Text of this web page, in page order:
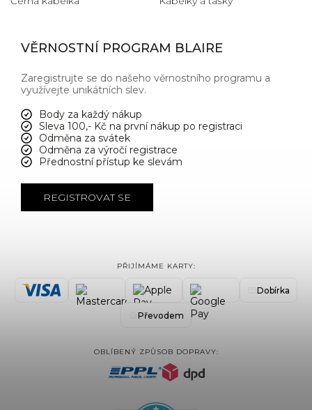
VĚRNOSTNÍ PROGRAM BLAIRE
Zaregistrujte se do našeho věrnostního programu a
využívejte unikátních slev.
Body za každý nákup
Sleva 100,- Kč na první nákup po registraci
Odměna za svátek
Odměna za výročí registrace
Přednostní přístup ke slevám
REGISTROVAT SE
PŘIJÍMÁME KARTY:
Dobírka
Převodem
OBLÍBENÝ ZPŮSOB DOPRAVY: